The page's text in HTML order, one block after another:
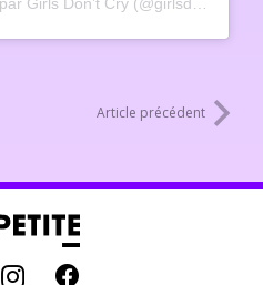
Article précédent